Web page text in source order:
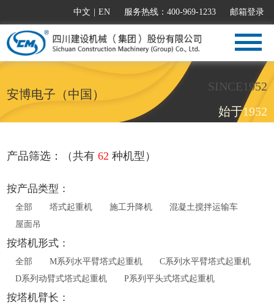
中文 EN 服务热线：400-969-1233 邮箱登录
安博电子（中国）
SINCE1952
始于1952
产品筛选：（共有62 种机型）
按产品类型：
全部 塔式起重机 施工升降机
混凝土搅拌运输车
屋面吊
按塔机形式：
全部 M系列水平臂塔式起重机
C系列水平臂塔式起重机
D系列动臂式塔式起重机
P系列平头式塔式起重机
按塔机臂长：